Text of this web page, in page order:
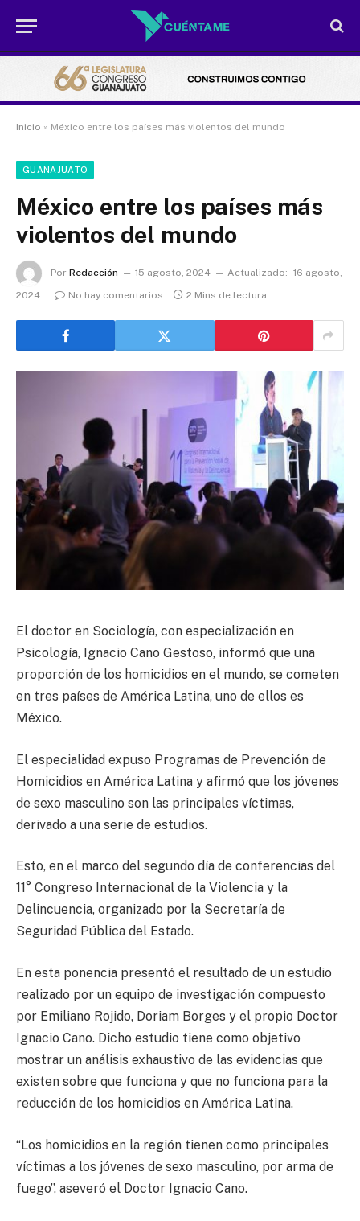
Inicio » México entre los países más violentos del mundo
GUANAJUATO
México entre los países más
violentos del mundo
Por Redacción 15 agosto, 2024 Actualizado: 16 agosto,
2024
No hay comentarios 2 Mins de lectura
El doctor en Sociología, con especialización en
Psicología, Ignacio Cano Gestoso, informó que una
proporción de los homicidios en el mundo, se cometen
en tres países de América Latina, uno de ellos es
México.
El especialidad expuso Programas de Prevención de
Homicidios en América Latina y afirmó que los jóvenes
de sexo masculino son las principales víctimas,
derivado a una serie de estudios.
Esto, en el marco del segundo día de conferencias del
11° Congreso Internacional de la Violencia y la
Delincuencia, organizado por la Secretaría de
Seguridad Pública del Estado.
En esta ponencia presentó el resultado de un estudio
realizado por un equipo de investigación compuesto
por Emiliano Rojido, Doriam Borges y el propio Doctor
Ignacio Cano. Dicho estudio tiene como objetivo
mostrar un análisis exhaustivo de las evidencias que
existen sobre que funciona y que no funciona para la
reducción de los homicidios en América Latina.
“Los homicidios en la región tienen como principales
víctimas a los jóvenes de sexo masculino, por arma de
fuego”, aseveró el Doctor Ignacio Cano.